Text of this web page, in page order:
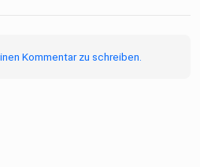
Kommentar zu schreiben.